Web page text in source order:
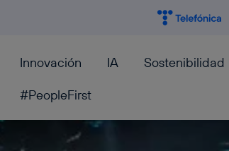
Innovación IA Sostenibilidad
#PeopleFirst